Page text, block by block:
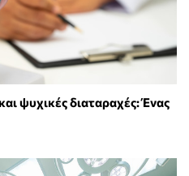
ψυχικές διαταραχές: Ένας